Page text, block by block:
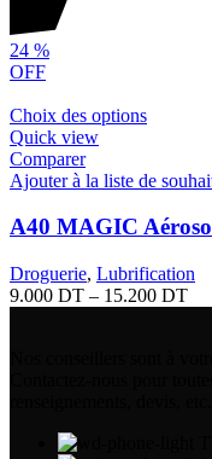
24 %
OFF
Choix des options
Quick view
Comparer
Ajouter à la liste de
A40 MAGIC
Droguerie, Lubrification
9.000 DT – 15.200 DT